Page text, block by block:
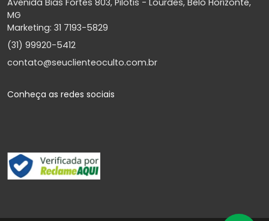
Avenida Bias Fortes 803, Pilotis - Lourdes, Belo Horizonte,
MG
Marketing: 31 7193-5829
(31) 99920-5412
contato@seuclienteoculto.com.br
Conheça as redes sociais